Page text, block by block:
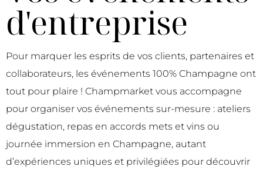
d'entreprise
Pour marquer les esprits de vos clients, partenaires et
collaborateurs, les événements 100% Champagne ont
tout pour plaire ! Champmarket vous accompagne
pour organiser vos événements sur-mesure : ateliers
dégustation, repas en accords mets et vins ou
journée immersion en Champagne, autant
d’expériences uniques et privilégiées pour découvrir